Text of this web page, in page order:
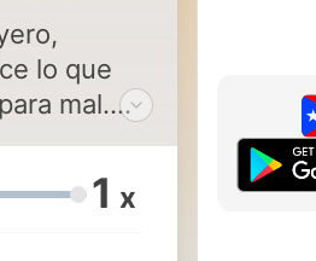
lo que
mal.
la
sin
En directo
a
1 x